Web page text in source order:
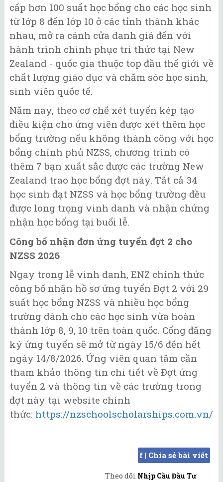
cấp hơn 100 suất học bổng cho các học sinh
từ lớp 8 đến lớp 10 ở các tỉnh thành khác
nhau, mở ra cánh cửa danh giá đến với
hành trình chinh phục tri thức tại New
Zealand - quốc gia thuộc top đầu thế giới về
chất lượng giáo dục và chăm sóc học sinh,
sinh viên quốc tế.
Năm nay, theo cơ chế xét tuyển kép tạo
điều kiện cho ứng viên được xét thêm học
bổng trường nếu không thành công với học
bổng chính phủ NZSS, chương trình có
thêm 7 bạn xuất sắc được các trường New
Zealand trao học bổng đợt này. Tất cả 34
học sinh đạt NZSS và học bổng trường đều
được long trọng vinh danh và nhận chứng
nhận học bổng tại buổi lễ.
Công bố nhận đơn ứng tuyển đợt 2 cho
NZSS 2026
Ngay trong lễ vinh danh, ENZ chính thức
công bố nhận hồ sơ ứng tuyển Đợt 2 với 29
suất học bổng NZSS và nhiều học bổng
trường dành cho các học sinh vừa hoàn
thành lớp 8, 9, 10 trên toàn quốc. Cổng đăng
ký ứng tuyển sẽ mở từ ngày 15/6 đến hết
ngày 14/8/2026. Ứng viên quan tâm cần
tham khảo thông tin chi tiết về Đợt ứng
tuyển 2 và thông tin về các trường trong
đợt này tại website chính
thức: https://nzschoolscholarships.com.vn/
f | Chia sẻ bài viết
Theo dõi Nhịp Cầu Đầu Tư